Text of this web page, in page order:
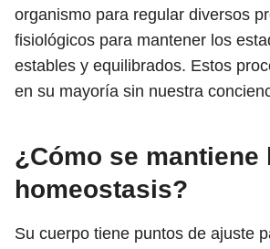
organismo para regular diversos
fisiológicos para mantener los
estables y equilibrados. Estos
en su mayoría sin nuestra
¿Cómo se mantiene
homeostasis?
Su cuerpo tiene puntos de ajuste